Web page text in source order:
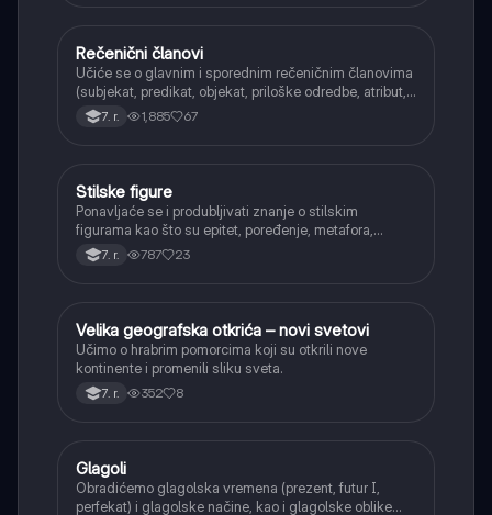
Srpski jezik
Rečenični članovi
Učiće se o glavnim i sporednim rečeničnim članovima
(subjekat, predikat, objekat, priloške odredbe, atribut,
apozicija) i njihovoj funkciji.
7. r. 1,885 67
Srpski jezik
Stilske figure
Ponavljaće se i produbljivati znanje o stilskim
figurama kao što su epitet, poređenje, metafora,
personifikacija, hiperbola, onomatopeja, aliteracija i
asonanca, razumevajući njihovu ulogu u tekstu.
7. r. 787 23
Istorija
Velika geografska otkrića – novi svetovi
Učimo o hrabrim pomorcima koji su otkrili nove
kontinente i promenili sliku sveta.
7. r. 352 8
Srpski jezik
Glagoli
Obradićemo glagolska vremena (prezent, futur I,
perfekat) i glagolske načine, kao i glagolske oblike